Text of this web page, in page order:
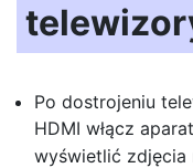
Po dostrojeniu
HDMI włącz
wyświetlić zdjęcia